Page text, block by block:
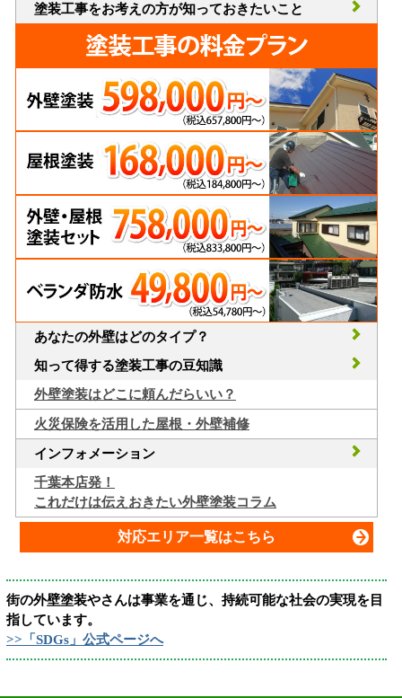
塗装工事をお考えの方が知っておきたいこと
あなたの外壁はどのタイプ？
知って得する塗装工事の豆知識
外壁塗装はどこに頼んだらいい？
火災保険を活用した屋根・外壁補修
インフォメーション
千葉本店発！
これだけは伝えおきたい外壁塗装コラム
対応エリア一覧はこちら
街の外壁塗装やさんは事業を通じ、持続可能な社会の実現を目
指しています。
>>「SDGs」公式ページへ